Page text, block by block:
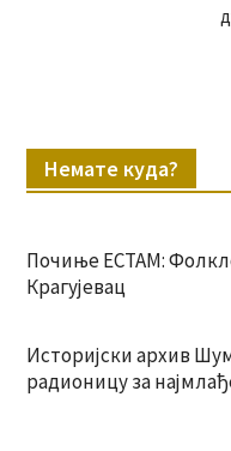
Немате куда?
Почиње ЕСТАМ:
Крагујевац
Историјски архив
радионицу за